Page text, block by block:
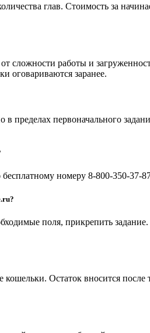
глав. Стоимость за
сложности работы и
оговариваются заранее.
пределах первоначального
номеру 8-800-350-37-
поля, прикрепить
Остаток вносится после